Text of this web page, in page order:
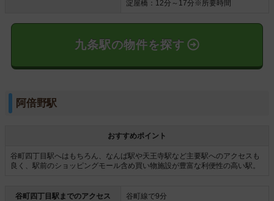
淀屋橋：12分～17分※所要時間
九条駅の物件を探す
阿倍野駅
おすすめポイント
谷町四丁目駅へはもちろん、なんば駅や天王寺駅など主要駅へのアクセスも
良く、駅前のショッピングモール含め買い物施設が豊富な利便性の高い駅。
谷町四丁目駅までのアクセス 谷町線で9分